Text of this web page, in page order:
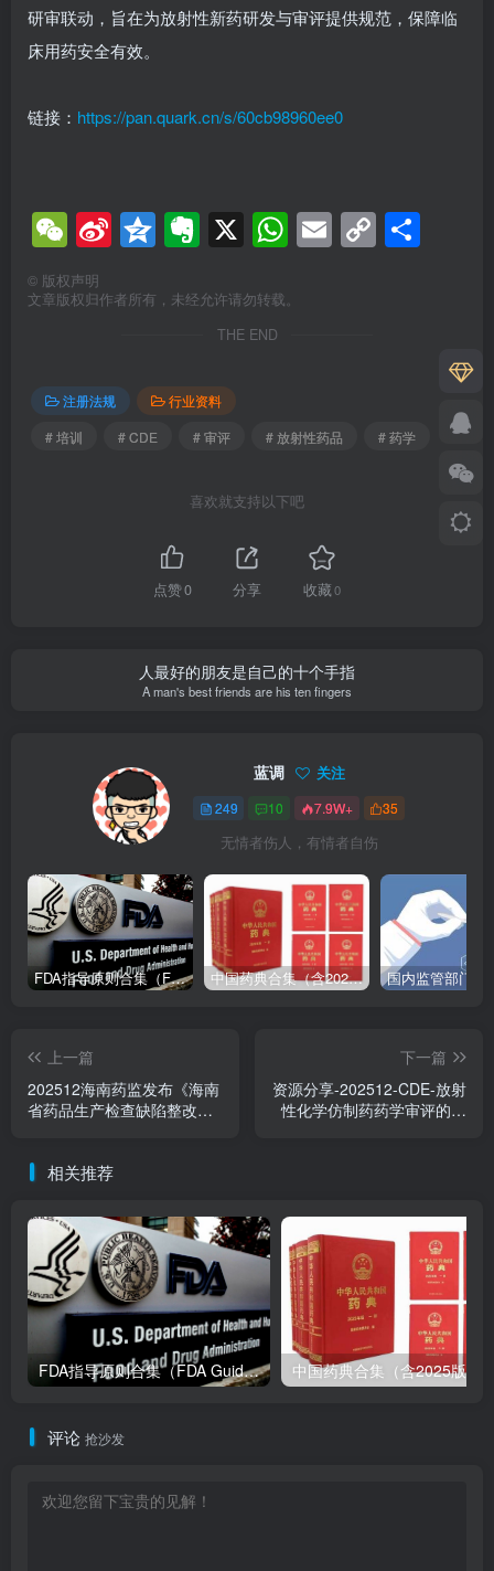
研审联动，旨在为放射性新药研发与审评提供规范，保障临
床用药安全有效。
链接： https://pan.quark.cn/s/60cb98960ee0
WeChat
Sina
Weibo
Qzone
Evernote
X WhatsApp
Email
Copy
Link
© 版权声明
文章版权归作者所有，未经允许请勿转载。
THE END
注册法规
行业资料
# 培训
# CDE # 审评 # 放射性药品 # 药学
喜欢就支持以下吧
点赞0 分享 收藏0
人最好的朋友是自己的十个手指
A man's best friends are his ten fingers
蓝调 关注
249 10 7.9W+ 35
无情者伤人，有情者自伤
FDA指导原则合集（FDA Guidance Documents）-持续更新 中国药典合集（含2025版以及历年所有版本下载地址）
上一篇
202512海南药监发布《海南
省药品生产检查缺陷整改技
下一篇
资源分享-202512-CDE-放射
性化学仿制药药学审评的关
相关推荐
FDA指导原则合集（FDA Guidance Documents）-持续更新
评论 抢沙发